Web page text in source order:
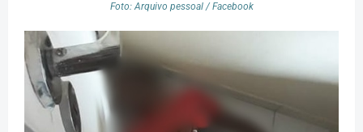
Foto: Arquivo pessoal / Facebook